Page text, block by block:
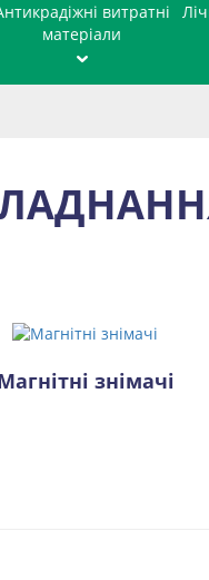
витратні
матеріали
знімачі